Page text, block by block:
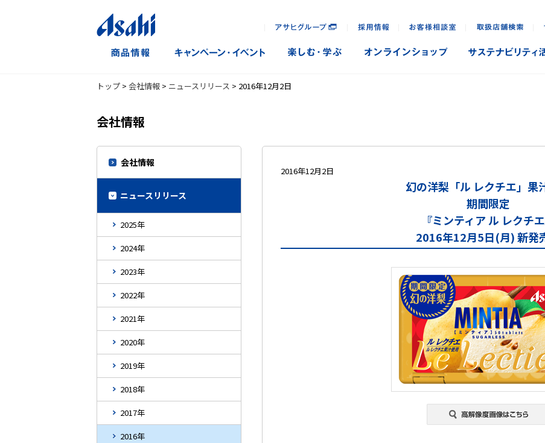
トップ > 会社情報 > ニュースリリース > 2016年12月2日
会社情報
会社情報
ニュースリリース
2025年
2024年
2023年
2022年
2021年
2020年
2019年
2018年
2017年
2016年
2016年12月2日
幻の洋梨「ル レクチエ」果
期間限定
『ミンティア ル レクチエ
2016年12月5日(月) 新発